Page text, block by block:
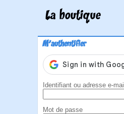
La boutique
M'authentifier
Identifiant ou adresse e-mail
Mot de passe